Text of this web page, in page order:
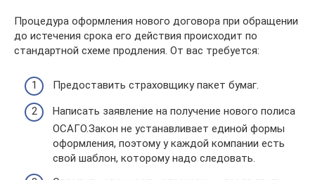
Процедура оформления нового договора при обращении
до истечения срока его действия происходит по
стандартной схеме продления. От вас требуется:
Предоставить страховщику пакет бумаг.
Написать заявление на получение нового полиса
ОСАГО.Закон не устанавливает единой формы
оформления, поэтому у каждой компании есть
свой шаблон, которому надо следовать.